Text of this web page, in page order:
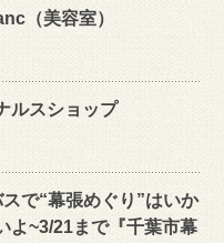
（美容室）
ルスショップ
で“幕張めぐり”はいか
よ~3/21まで『千葉市幕